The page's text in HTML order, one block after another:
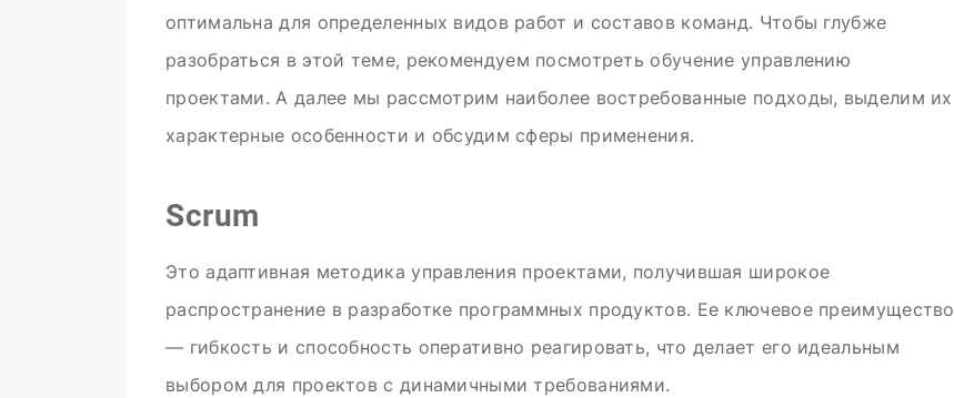
оптимальна для определенных видов работ и составов команд. Чтобы глубже
разобраться в этой теме, рекомендуем посмотреть обучение управлению
проектами. А далее мы рассмотрим наиболее востребованные подходы, выделим их
характерные особенности и обсудим сферы применения.
Scrum
Это адаптивная методика управления проектами, получившая широкое
распространение в разработке программных продуктов. Ее ключевое преимущество
— гибкость и способность оперативно реагировать, что делает его идеальным
выбором для проектов с динамичными требованиями.